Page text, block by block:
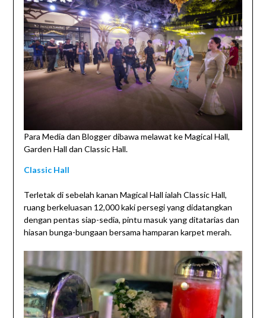
Para Media dan Blogger dibawa melawat ke Magical Hall,
Garden Hall dan Classic Hall.
Classic Hall
Terletak di sebelah kanan Magical Hall ialah Classic Hall,
ruang berkeluasan 12,000 kaki persegi yang didatangkan
dengan pentas siap-sedia, pintu masuk yang ditatarias dan
hiasan bunga-bungaan bersama hamparan karpet merah.